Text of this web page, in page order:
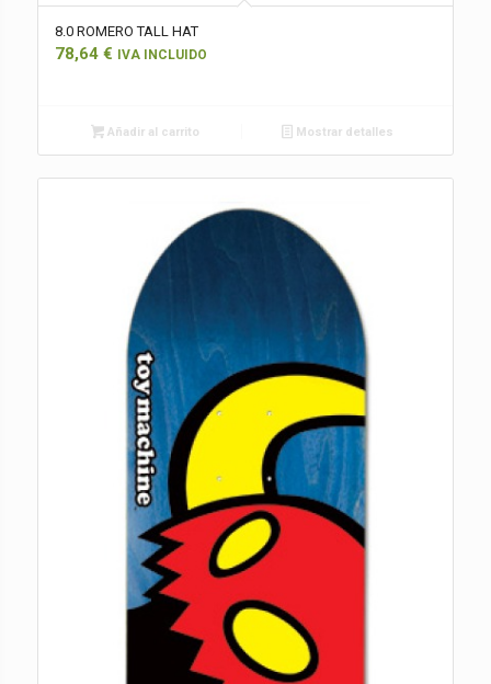
8.0 ROMERO TALL HAT
78,64 € IVA INCLUIDO
Añadir al carrito Mostrar detalles